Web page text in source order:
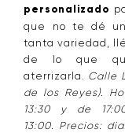
personalizado
que no te dé
tanta variedad,
de lo que
aterrizarla. Calle
de los Reyes).
13:30 y de
13:00. Precios: